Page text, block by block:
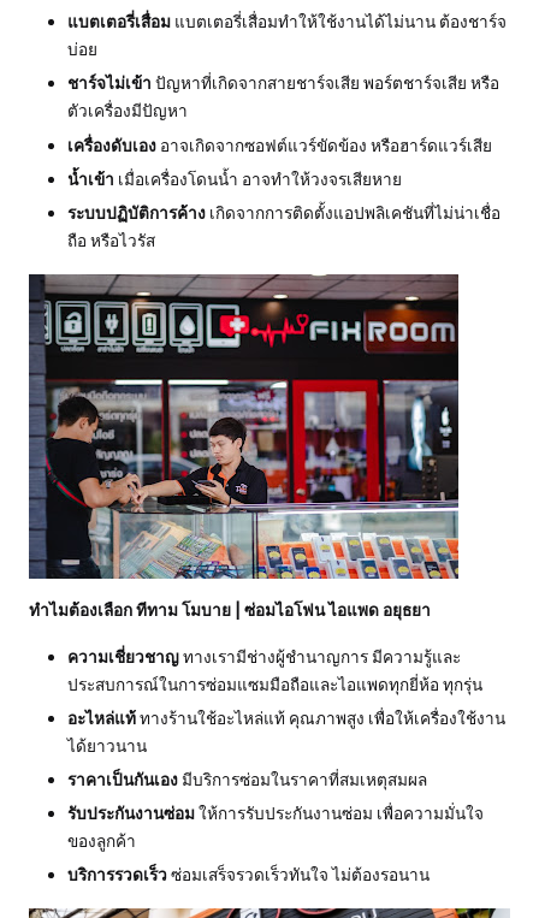
แบตเตอรี่เสื่อม แบตเตอรี่เสื่อมทำให้ใช้งานได้ไม่นาน ต้องชาร์จ
บ่อย
ชาร์จไม่เข้า ปัญหาที่เกิดจากสายชาร์จเสีย พอร์ตชาร์จเสีย หรือ
ตัวเครื่องมีปัญหา
เครื่องดับเอง อาจเกิดจากซอฟต์แวร์ขัดข้อง หรือฮาร์ดแวร์เสีย
น้ำเข้า เมื่อเครื่องโดนน้ำ อาจทำให้วงจรเสียหาย
ระบบปฏิบัติการค้าง เกิดจากการติดตั้งแอปพลิเคชันที่ไม่น่าเชื่อ
ถือ หรือไวรัส
ทำไมต้องเลือก ทีทาม โมบาย | ซ่อมไอโฟน ไอแพด อยุธยา
ความเชี่ยวชาญทางเรามีช่างผู้ชำนาญการ มีความรู้และ
ประสบการณ์ในการซ่อมแซมมือถือและไอแพดทุกยี่ห้อ ทุกรุ่น
อะไหล่แท้ทางร้านใช้อะไหล่แท้ คุณภาพสูง เพื่อให้เครื่องใช้งาน
ได้ยาวนาน
ราคาเป็นกันเองมีบริการซ่อมในราคาที่สมเหตุสมผล
รับประกันงานซ่อมให้การรับประกันงานซ่อม เพื่อความมั่นใจ
ของลูกค้า
บริการรวดเร็วซ่อมเสร็จรวดเร็วทันใจ ไม่ต้องรอนาน